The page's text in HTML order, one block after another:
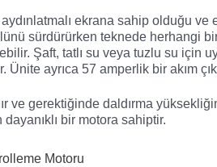
ekrana sahip olduğu ve
sürdürürken teknede herhangi
Şaft, tatlı su veya tuzlu su için
ayrıca 57 amperlik bir akım
ve gerektiğinde daldırma
bir motora sahiptir.
Motoru